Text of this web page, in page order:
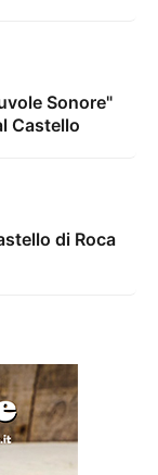
Sonore"
Castello
di Roca